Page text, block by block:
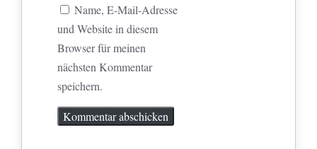
Name, E-Mail-Adresse
und Website in diesem
Browser für meinen
nächsten Kommentar
speichern.